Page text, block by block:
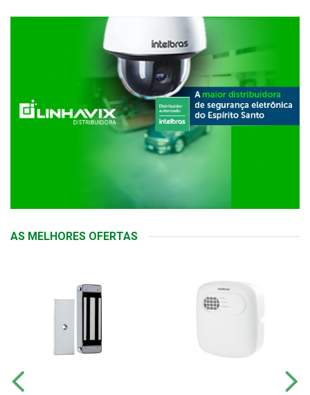
AS MELHORES OFERTAS